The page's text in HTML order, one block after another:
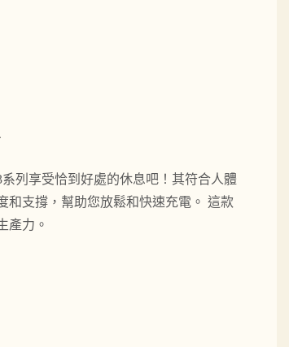
列享受恰到好處的休息吧！其符合人體
和支撐，幫助您放鬆和快速充電。 這款
產力。